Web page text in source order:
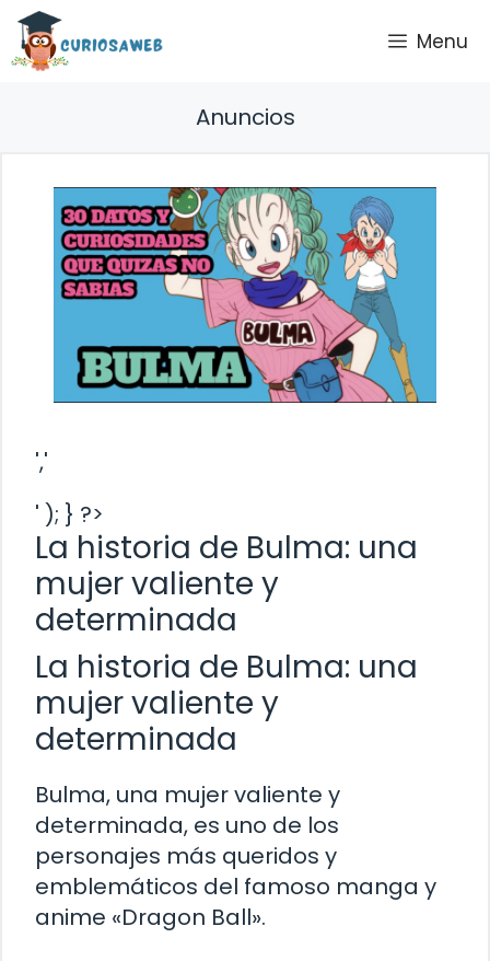
Saltar
contenido
Menu
Anuncios
','
' ); } ?>
La historia de Bulma: una
mujer valiente y
determinada
La historia de Bulma: una
mujer valiente y
determinada
Bulma, una mujer valiente y
determinada, es uno de los
personajes más queridos y
emblemáticos del famoso manga y
anime «Dragon Ball».